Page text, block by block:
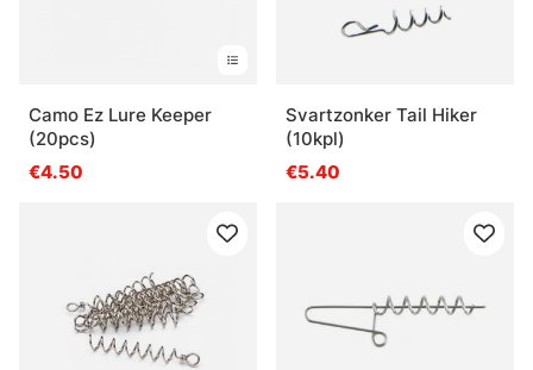
Camo Ez Lure Keeper
(20pcs)
€4.50
Svartzonker Tail Hiker
(10kpl)
€5.40